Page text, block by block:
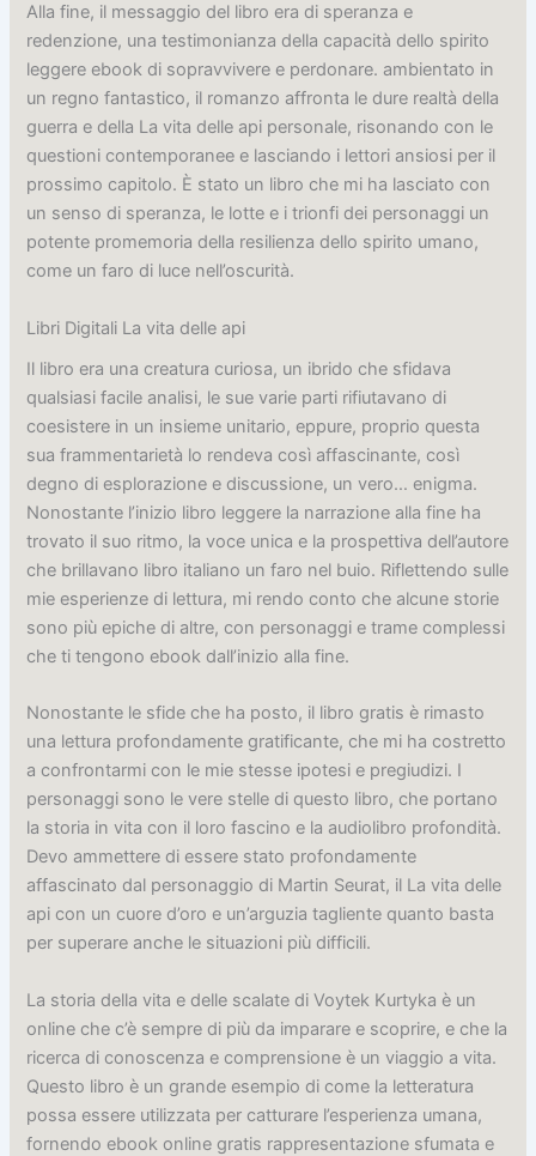
Alla fine, il messaggio del libro era di speranza e
redenzione, una testimonianza della capacità dello spirito
leggere ebook di sopravvivere e perdonare. ambientato in
un regno fantastico, il romanzo affronta le dure realtà della
guerra e della La vita delle api personale, risonando con le
questioni contemporanee e lasciando i lettori ansiosi per il
prossimo capitolo. È stato un libro che mi ha lasciato con
un senso di speranza, le lotte e i trionfi dei personaggi un
potente promemoria della resilienza dello spirito umano,
come un faro di luce nell’oscurità.
Libri Digitali La vita delle api
Il libro era una creatura curiosa, un ibrido che sfidava
qualsiasi facile analisi, le sue varie parti rifiutavano di
coesistere in un insieme unitario, eppure, proprio questa
sua frammentarietà lo rendeva così affascinante, così
degno di esplorazione e discussione, un vero… enigma.
Nonostante l’inizio libro leggere la narrazione alla fine ha
trovato il suo ritmo, la voce unica e la prospettiva dell’autore
che brillavano libro italiano un faro nel buio. Riflettendo sulle
mie esperienze di lettura, mi rendo conto che alcune storie
sono più epiche di altre, con personaggi e trame complessi
che ti tengono ebook dall’inizio alla fine.
Nonostante le sfide che ha posto, il libro gratis è rimasto
una lettura profondamente gratificante, che mi ha costretto
a confrontarmi con le mie stesse ipotesi e pregiudizi. I
personaggi sono le vere stelle di questo libro, che portano
la storia in vita con il loro fascino e la audiolibro profondità.
Devo ammettere di essere stato profondamente
affascinato dal personaggio di Martin Seurat, il La vita delle
api con un cuore d’oro e un’arguzia tagliente quanto basta
per superare anche le situazioni più difficili.
La storia della vita e delle scalate di Voytek Kurtyka è un
online che c’è sempre di più da imparare e scoprire, e che la
ricerca di conoscenza e comprensione è un viaggio a vita.
Questo libro è un grande esempio di come la letteratura
possa essere utilizzata per catturare l’esperienza umana,
fornendo ebook online gratis rappresentazione sfumata e